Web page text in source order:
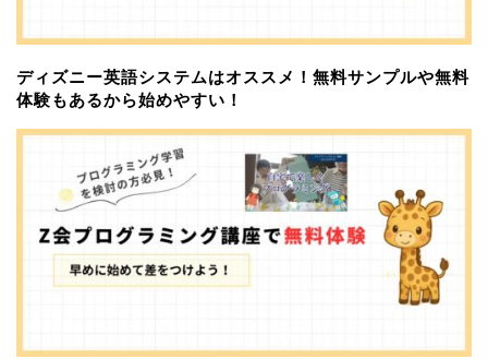
ディズニー英語システムはオススメ！無料サンプルや無料
体験もあるから始めやすい！